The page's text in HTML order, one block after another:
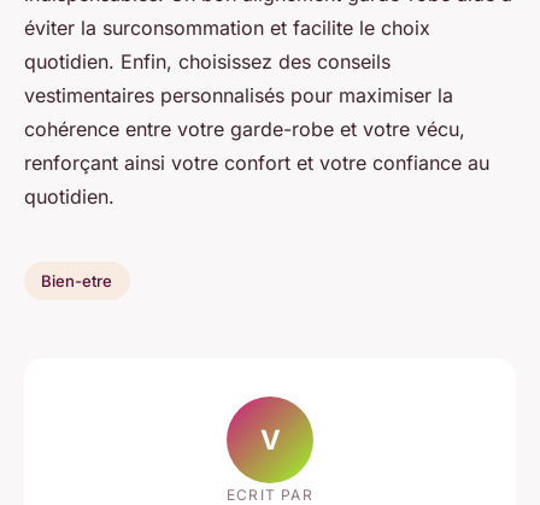
éviter la surconsommation et facilite le choix
quotidien. Enfin, choisissez des conseils
vestimentaires personnalisés pour maximiser la
cohérence entre votre garde-robe et votre vécu,
renforçant ainsi votre confort et votre confiance au
quotidien.
Bien-etre
V
ECRIT PAR